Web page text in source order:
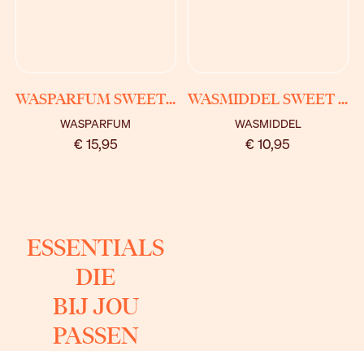
WASPARFUM
€ 15,95
WASPARFUM SWEET BABY
WASMIDDEL
€ 10,95
WASMIDDEL SWEET BABY
ESSENTIALS
DIE
BIJ JOU
PASSEN